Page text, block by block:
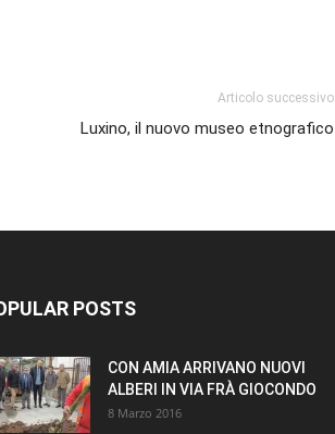
Articolo successivo
Luxino, il nuovo museo etnografico
POSTS
CON AMIA ARRIVANO NUOVI
ALBERI IN VIA FRÀ GIOCONDO
8 Marzo 2016